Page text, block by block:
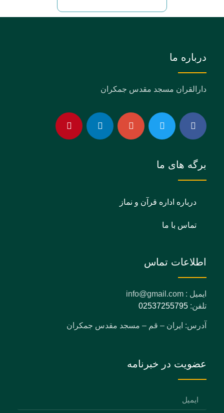
درباره ما
دارالقران مسجد مقدس جمکران
برگه های ما
درباره اداره قرآن و نماز
تماس با ما
اطلاعات تماس
ایمیل : info@gmail.com
تلفن: 02537255795
آدرس: ایران – قم – مسجد مقدس جمکران
عضویت در خبرنامه